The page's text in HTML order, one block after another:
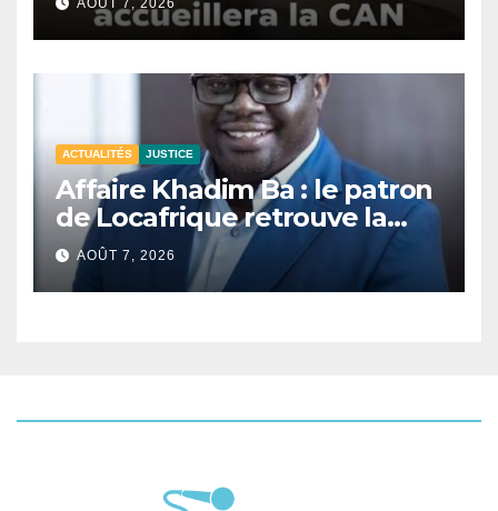
AOÛT 7, 2026
ACTUALITÉS JUSTICE
Affaire Khadim Ba : le patron
de Locafrique retrouve la
liberté.
AOÛT 7, 2026